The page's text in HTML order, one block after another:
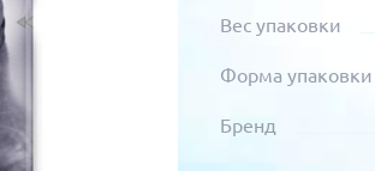
Вес упаковки
Форма упаковки
Бренд